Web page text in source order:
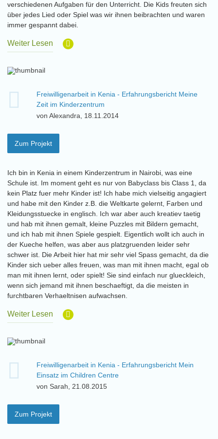
verschiedenen Aufgaben für den Unterricht. Die Kids freuten sich
über jedes Lied oder Spiel was wir ihnen beibrachten und waren
immer gespannt dabei.
Weiter Lesen
Freiwilligenarbeit in Kenia - Erfahrungsbericht Meine
Zeit im Kinderzentrum
von Alexandra, 18.11.2014
Zum Projekt
Ich bin in Kenia in einem Kinderzentrum in Nairobi, was eine
Schule ist. Im moment geht es nur von Babyclass bis Class 1, da
kein Platz fuer mehr Kinder ist! Ich habe mich vielseitig angagiert
und habe mit den Kinder z.B. die Weltkarte gelernt, Farben und
Kleidungsstuecke in englisch. Ich war aber auch kreatiev taetig
und hab mit ihnen gemalt, kleine Puzzles mit Bildern gemacht,
und ich hab mit ihnen Spiele gespielt. Eigentlich wollt ich auch in
der Kueche helfen, was aber aus platzgruenden leider sehr
schwer ist. Die Arbeit hier hat mir sehr viel Spass gemacht, da die
Kinder sich ueber alles freuen, was man mit ihnen macht, egal ob
man mit ihnen lernt, oder spielt! Sie sind einfach nur glueckleich,
wenn sich jemand mit ihnen beschaeftigt, da die meisten in
furchtbaren Verhaeltnisen aufwachsen.
Weiter Lesen
Freiwilligenarbeit in Kenia - Erfahrungsbericht Mein
Einsatz im Children Centre
von Sarah, 21.08.2015
Zum Projekt